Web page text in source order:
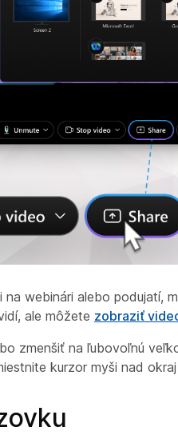
webinári alebo
ale môžete zobraziť
zmenšiť na ľubovoľnú
kurzor myši nad